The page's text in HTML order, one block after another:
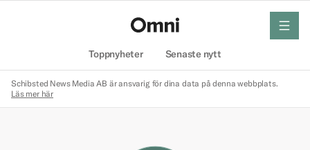
Toppnyheter Senaste nytt
meny
Schibsted News Media AB är ansvarig för dina data på denna webbplats.
Läs mer här